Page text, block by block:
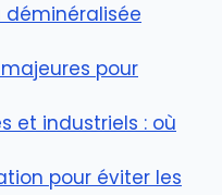
déminéralisée
pour
et industriels : où
pour éviter les